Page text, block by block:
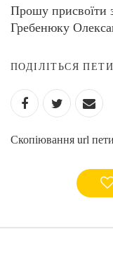
Прошу присвоїти
Гребенюку
ПОДІЛІТЬСЯ
Скопіювання url